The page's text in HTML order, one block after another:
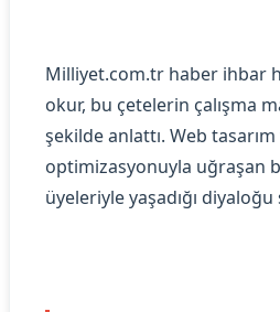
Milliyet.com.tr haber ihbar
okur, bu çetelerin çalışma
şekilde anlattı. Web
optimizasyonuyla uğraşan
üyeleriyle yaşadığı